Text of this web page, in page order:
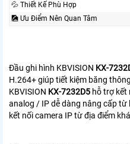
💦 Thiết Kế Phù Hợp
🎑 Ưu Điểm Nên Quan Tâm
Đầu ghi hình KBVISION KX-
H.264+ giúp tiết kiệm băng
KBVISION KX-7232D5 hỗ trợ kết
analog / IP dễ dàng nâng cấp
kết nối camera IP từ địa điểm